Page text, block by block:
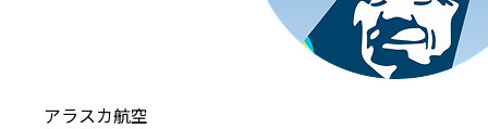
アラスカ航空